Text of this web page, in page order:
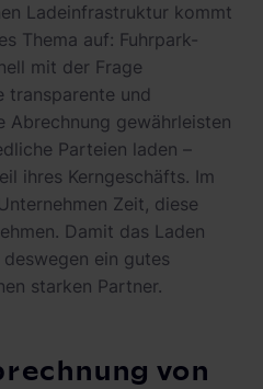
Ladeinfrastruktur kommt
Thema auf: Fuhrpark-
mit der Frage
transparente und
gewährleisten
Parteien laden –
ihres Kerngeschäfts. Im
Zeit, diese
Damit das Laden
ein gutes
starken Partner.
von